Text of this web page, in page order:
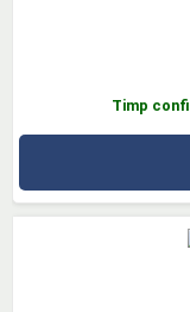
Timp